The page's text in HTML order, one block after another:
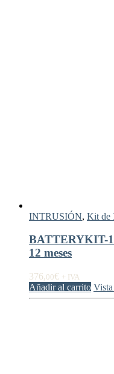
INTRUSIÓN, Kit de
BATTERYKIT-
12 meses
376,00€ + IVA
Añadir al carrito